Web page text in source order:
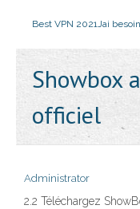
Best VPN 2021Jai
Showbox
officiel
Administrator
2.2 Téléchargez